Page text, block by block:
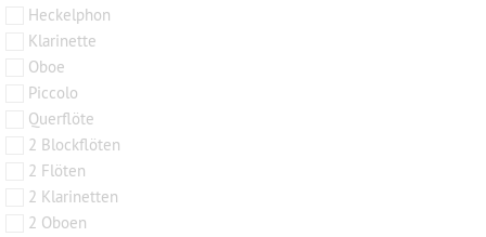
Heckelphon
Klarinette
Oboe
Piccolo
Querflöte
2 Blockflöten
2 Flöten
2 Klarinetten
2 Oboen